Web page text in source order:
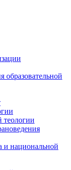
образовательной
теологии
и национальной